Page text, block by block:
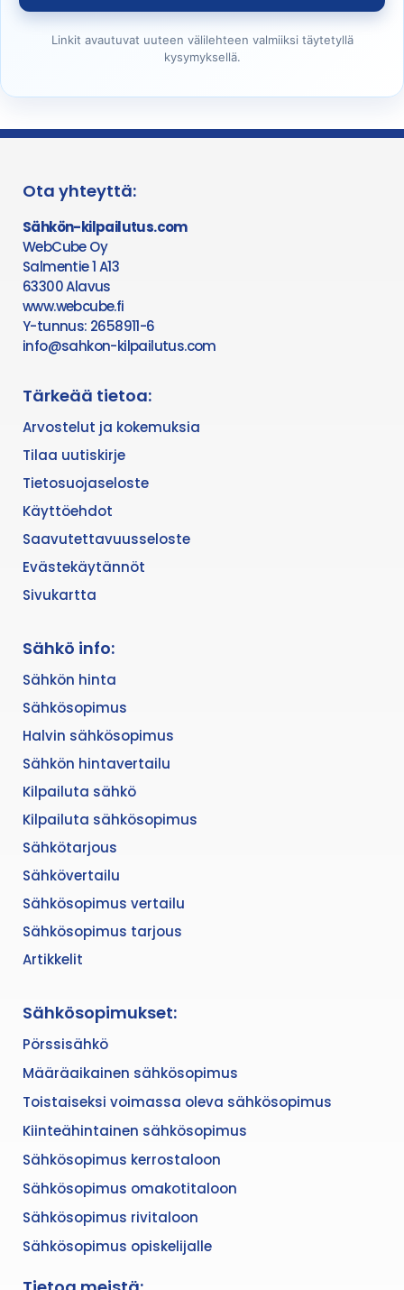
Linkit avautuvat uuteen välilehteen valmiiksi täytetyllä
kysymyksellä.
Ota yhteyttä:
Sähkön-kilpailutus.com
WebCube Oy
Salmentie 1 A13
63300 Alavus
www.webcube.fi
Y-tunnus: 2658911-6
info@sahkon-kilpailutus.com
Tärkeää tietoa:
Arvostelut ja kokemuksia
Tilaa uutiskirje
Tietosuojaseloste
Käyttöehdot
Saavutettavuusseloste
Evästekäytännöt
Sivukartta
Sähkö info:
Sähkön hinta
Sähkösopimus
Halvin sähkösopimus
Sähkön hintavertailu
Kilpailuta sähkö
Kilpailuta sähkösopimus
Sähkötarjous
Sähkövertailu
Sähkösopimus vertailu
Sähkösopimus tarjous
Artikkelit
Sähkösopimukset:
Pörssisähkö
Määräaikainen sähkösopimus
Toistaiseksi voimassa oleva sähkösopimus
Kiinteähintainen sähkösopimus
Sähkösopimus kerrostaloon
Sähkösopimus omakotitaloon
Sähkösopimus rivitaloon
Sähkösopimus opiskelijalle